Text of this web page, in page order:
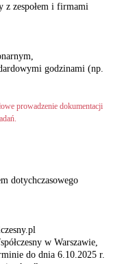
z zespołem i firmami
godzinami (np.
prowadzenie dokumentacji
dotychczasowego
w Warszawie,
do dnia 6.10.2025 r.